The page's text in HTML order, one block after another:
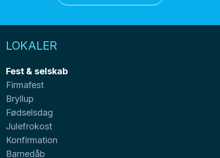
LOKALER
Fest & selskab
Firmafest
Bryllup
Fødselsdag
Julefrokost
Konfirmation
Barnedåb